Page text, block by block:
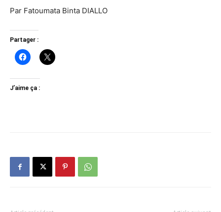
Par Fatoumata Binta DIALLO
Partager :
J’aime ça :